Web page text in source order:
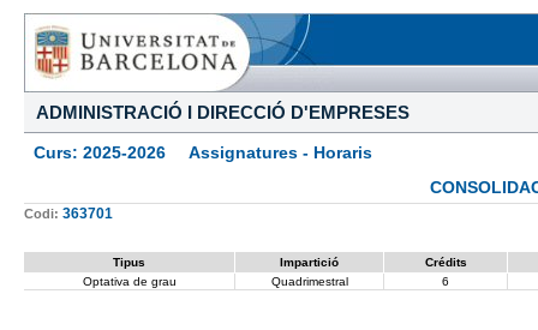
ADMINISTRACIÓ I DIRECCIÓ D'EMPRESES
Curs: 2025-2026 Assignatures - Horaris
Codi: 363701
Tipus Impartició
Crédits
Optativa de grau
Quadrimestral 6